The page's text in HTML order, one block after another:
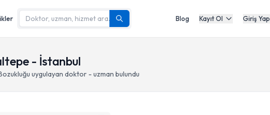
Blog Kayıt Ol Giriş Yap
- İstanbul
uygulayan doktor - uzman bulundu